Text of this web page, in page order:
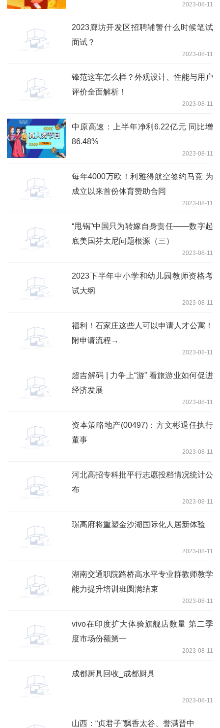
2023-08-11
2023廊坊开发区招聘辅警什么时候笔试
面试？
2023-08-11
锋范这车怎么样？外观设计、性能与用户
评价全面解析！
2023-08-11
中原高速：上半年净利6.22亿元 同比增
86.48%
2023-08-11
每年4000万欧！利雅得航空签约马竞 为
成立以来首份体育赞助合同
2023-08-11
“甩锅”中国只为转嫁自身责任——数字起
底美国芬太尼问题根源（三）
2023-08-11
2023下半年中小学和幼儿园教师资格考
试大纲
2023-08-11
福利！石家庄这些人可以申请人才公寓！
附申请流程→
2023-08-11
超吉解码 | 力争上“游” 看旅游业如何促进
经济发展
2023-08-11
资本策略地产(00497)：方文彬退任执行
董事
2023-08-11
河北高招专科批平行志愿投档情况统计公
布
2023-08-11
璟高府将重塑金沙湖国际化人居新体验
2023-08-11
湖南交通职院路桥高水平专业群教师教学
能力提升培训班圆满结束
2023-08-11
vivo在印度扩大体验旗舰店数量 第二季
度市场份额第一
2023-08-11
成都厨具回收_成都厨具
2023-08-11
山西：“贞君子”飘香太谷、誉满晋中